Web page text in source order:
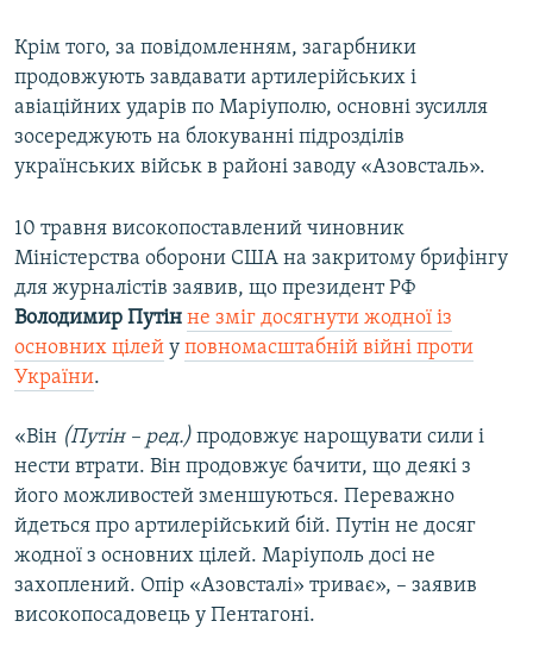
Крім того, за повідомленням, загарбники
продовжують завдавати артилерійських і
авіаційних ударів по Маріуполю, основні зусилля
зосереджують на блокуванні підрозділів
українських військ в районі заводу «Азовсталь».
10 травня високопоставлений чиновник
Міністерства оборони США на закритому брифінгу
для журналістів заявив, що президент РФ
Володимир Путін не зміг досягнути жодної із
основних цілей у повномасштабній війні проти
України.
«Він (Путін – ред.) продовжує нарощувати сили і
нести втрати. Він продовжує бачити, що деякі з
його можливостей зменшуються. Переважно
йдеться про артилерійський бій. Путін не досяг
жодної з основних цілей. Маріуполь досі не
захоплений. Опір «Азовсталі» триває», – заявив
високопосадовець у Пентагоні.